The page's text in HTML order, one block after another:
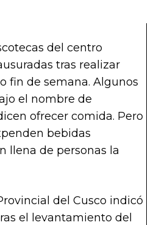
del centro
tras realizar
fin de semana. Algunos
el nombre de
ofrecer comida. Pero
bebidas
llena de personas la
del Cusco indicó
el levantamiento del